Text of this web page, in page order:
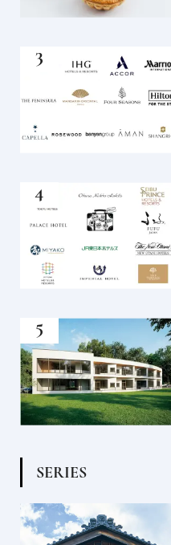
SERIES